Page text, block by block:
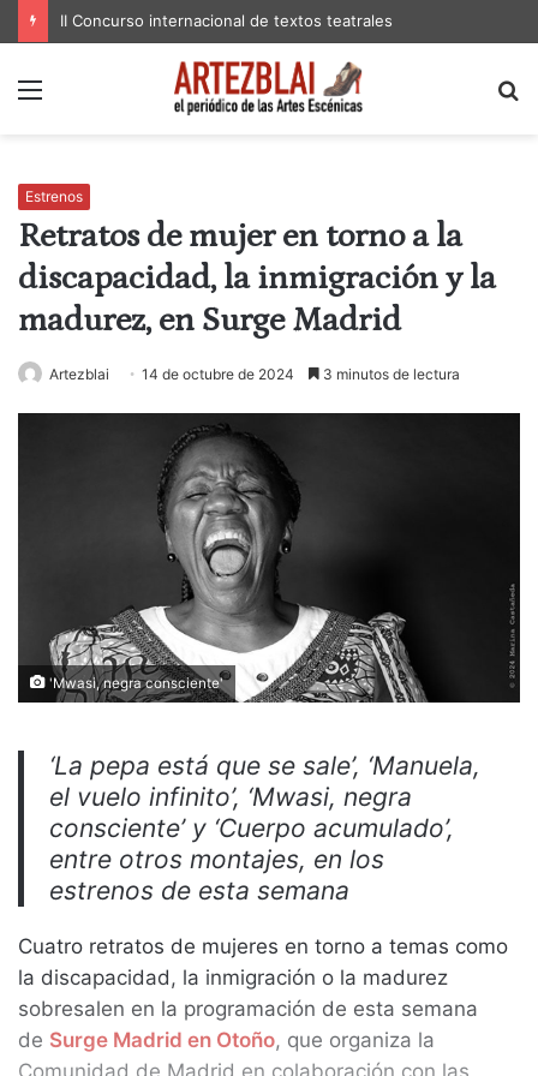
II Concurso internacional de textos teatrales
Menú
Estrenos
Retratos de mujer en torno a la
discapacidad, la inmigración y la
madurez, en Surge Madrid
Artezblai 14 de octubre de 2024 3 minutos de lectura
'Mwasi, negra consciente'
‘La pepa está que se sale’, ‘Manuela,
el vuelo infinito’, ‘Mwasi, negra
consciente’ y ‘Cuerpo acumulado’,
entre otros montajes, en los
estrenos de esta semana
Cuatro retratos de mujeres en torno a temas como
la discapacidad, la inmigración o la madurez
sobresalen en la programación de esta semana
de Surge Madrid en Otoño, que organiza la